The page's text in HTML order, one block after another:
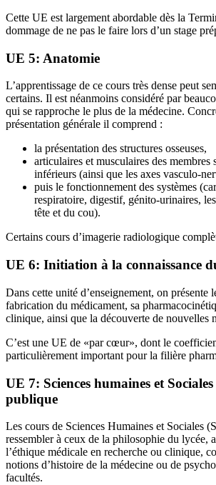
Cette UE est largement abordable dès la
dommage de ne pas le faire lors d’un stage
UE 5: Anatomie
L’apprentissage de ce cours très dense peut
certains. Il est néanmoins considéré par
qui se rapproche le plus de la médecine.
présentation générale il comprend :
la présentation des structures osseuses,
articulaires et musculaires des membres
inférieurs (ainsi que les axes vasculo-
puis le fonctionnement des systèmes
respiratoire, digestif, génito-urinaires,
tête et du cou).
Certains cours d’imagerie radiologique
UE 6: Initiation à la connaissance
Dans cette unité d’enseignement, on présente
fabrication du médicament, sa
clinique, ainsi que la découverte de nouvelles
C’est une UE de «par cœur», dont le
particulièrement important pour la filière
UE 7: Sciences humaines et
publique
Les cours de Sciences Humaines et Sociales
ressembler à ceux de la philosophie du lycée,
l’éthique médicale en recherche ou clinique,
notions d’histoire de la médecine ou de
facultés.